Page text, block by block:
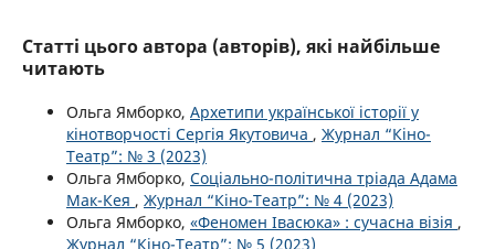
Статті цього автора (авторів), які найбільше
читають
Ольга Ямборко, Архетипи української історії у
кінотворчості Сергія Якутовича , Журнал “Кіно-
Театр”: № 3 (2023)
Ольга Ямборко, Соціально-політична тріада Адама
Мак-Кея , Журнал “Кіно-Театр”: № 4 (2023)
Ольга Ямборко, «Феномен Івасюка» : сучасна візія ,
Журнал “Кіно-Театр”: № 5 (2023)